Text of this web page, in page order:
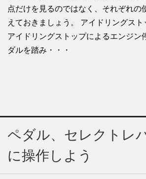
点だけを見るのではなく、それぞれの
えておきましょう。 アイドリングス
アイドリングストップによるエンジン
ダルを踏み・・・
ペダル、セレクトレ
に操作しよう